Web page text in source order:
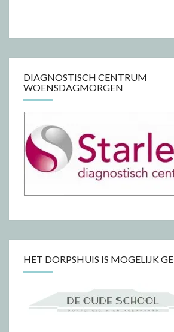
DIAGNOSTISCH CENTRUM
WOENSDAGMORGEN
HET DORPSHUIS IS MOGELIJK